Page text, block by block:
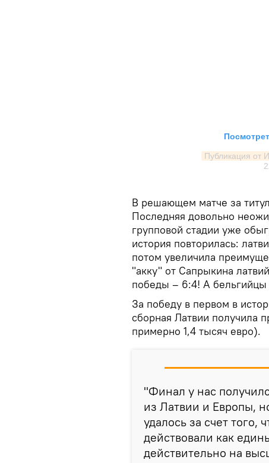
Публикация
В решающем матче за
Последняя довольно
групповой стадии уже
история повторилась:
потом увеличила
"акку" от Сапрыкина
победы – 6:4! А бельгийцы
За победу в первом в
сборная Латвии получила
примерно 1,4 тысяч евро).
"Финал у нас
из Латвии и Европы,
удалось за счет того,
действовали как
действительно на